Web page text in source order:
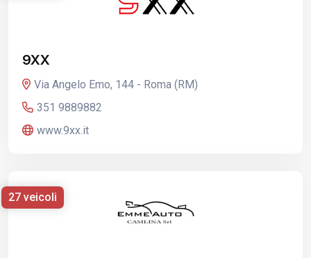
9XX
Via Angelo Emo, 144 - Roma (RM)
351 9889882
www.9xx.it
27 veicoli